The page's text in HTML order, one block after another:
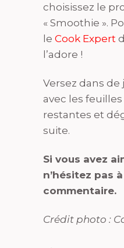
choisissez le
« Smoothie ».
le Cook Expert
l’adore !
Versez dans de
avec les
restantes et
suite.
Si vous avez
n’hésitez pas
commentaire.
Crédit photo :